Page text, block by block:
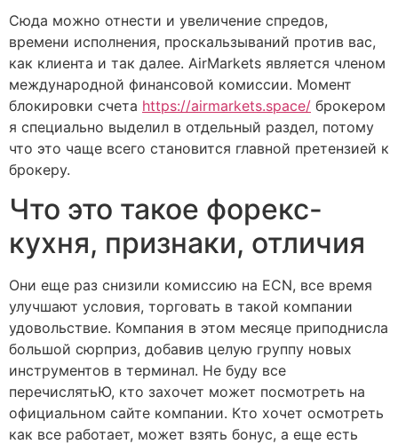
Сюда можно отнести и увеличение спредов,
времени исполнения, проскальзываний против вас,
как клиента и так далее. AirMarkets является членом
международной финансовой комиссии. Момент
блокировки счета https://airmarkets.space/ брокером
я специально выделил в отдельный раздел, потому
что это чаще всего становится главной претензией к
брокеру.
Что это такое форекс-
кухня, признаки, отличия
Они еще раз снизили комиссию на ECN, все время
улучшают условия, торговать в такой компании
удовольствие. Компания в этом месяце приподнисла
большой сюрприз, добавив целую группу новых
инструментов в терминал. Не буду все
перечислятьЮ, кто захочет может посмотреть на
официальном сайте компании. Кто хочет осмотреть
как все работает, может взять бонус, а еще есть